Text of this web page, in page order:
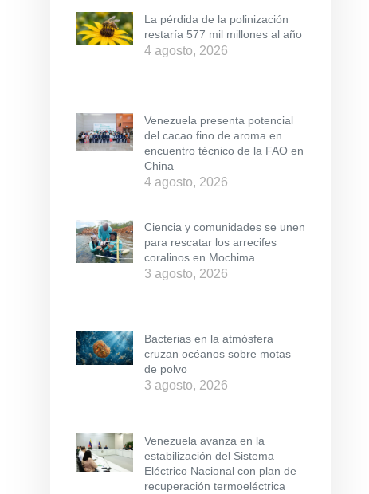
La pérdida de la polinización
restaría 577 mil millones al año
4 agosto, 2026
Venezuela presenta potencial
del cacao fino de aroma en
encuentro técnico de la FAO en
China
4 agosto, 2026
Ciencia y comunidades se unen
para rescatar los arrecifes
coralinos en Mochima
3 agosto, 2026
Bacterias en la atmósfera
cruzan océanos sobre motas
de polvo
3 agosto, 2026
Venezuela avanza en la
estabilización del Sistema
Eléctrico Nacional con plan de
recuperación termoeléctrica